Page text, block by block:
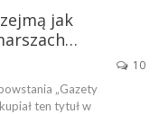
jak
10
„Gazety
ten tytuł w